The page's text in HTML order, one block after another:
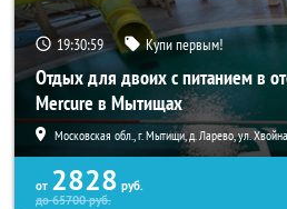
19:30:56 Купи первым!
Отдых для двоих с питанием в
Mercure в Мытищах
Московская обл., г. Мытищи, д. Ларево, ул.
от 2828 руб.
до65700руб.